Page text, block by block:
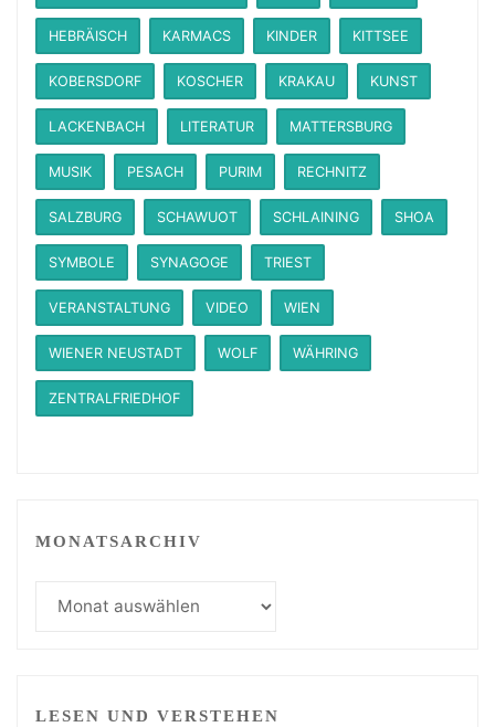
HEBRÄISCH KARMACS KINDER KITTSEE
KOBERSDORF KOSCHER KRAKAU KUNST
LACKENBACH LITERATUR MATTERSBURG
MUSIK PESACH PURIM RECHNITZ
SALZBURG SCHAWUOT SCHLAINING SHOA
SYMBOLE SYNAGOGE TRIEST
VERANSTALTUNG VIDEO WIEN
WIENER NEUSTADT WOLF WÄHRING
ZENTRALFRIEDHOF
MONATSARCHIV
LESEN UND VERSTEHEN